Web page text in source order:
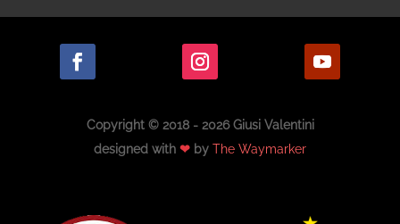
Copyright © 2018 - 2026 Giusi Valentini
designed with ❤ by The Waymarker